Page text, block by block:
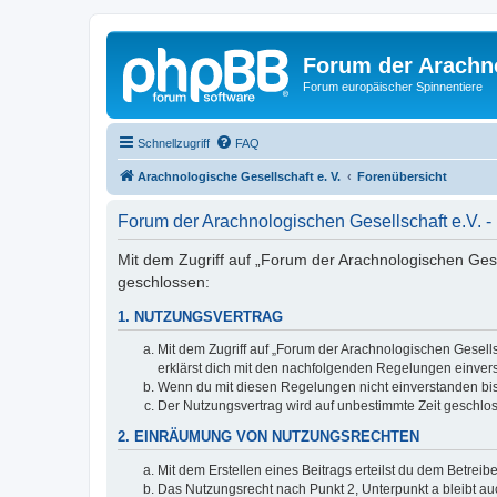
Forum der
Forum europäischer Spinnentiere
Schnellzugriff FAQ
Arachnologische Gesellschaft e. V. Forenübersicht
Forum der Arachnologischen Gesellschaft e.V.
Mit dem Zugriff auf „Forum der Arachnologischen
geschlossen:
1. NUTZUNGSVERTRAG
Mit dem Zugriff auf „Forum der Arachnologischen
erklärst dich mit den nachfolgenden Regelungen
Wenn du mit diesen Regelungen nicht einverstanden
Der Nutzungsvertrag wird auf unbestimmte Zeit
2. EINRÄUMUNG VON NUTZUNGSRECHTEN
Mit dem Erstellen eines Beitrags erteilst du dem
Das Nutzungsrecht nach Punkt 2, Unterpunkt a bleibt